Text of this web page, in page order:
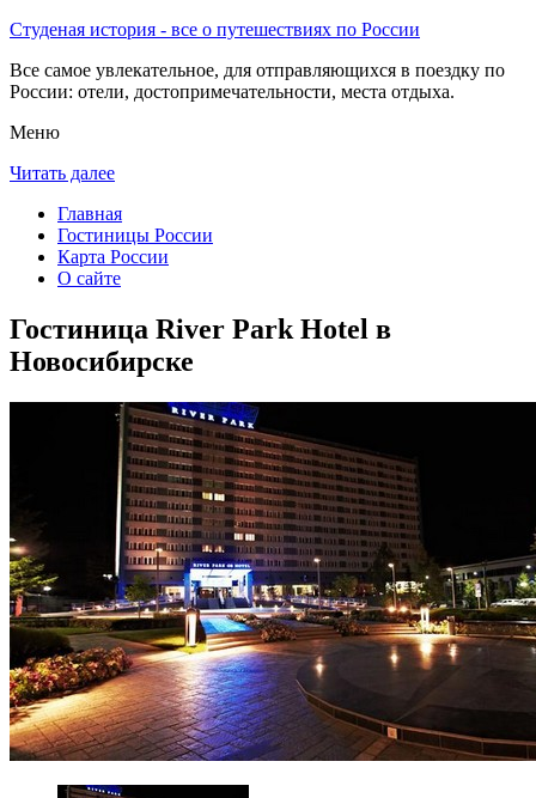
Студеная история - все о путешествиях по России
Все самое увлекательное, для отправляющихся в поездку по
России: отели, достопримечательности, места отдыха.
Меню
Читать далее
Главная
Гостиницы России
Карта России
О сайте
Гостиница River Park Hotel в
Новосибирске